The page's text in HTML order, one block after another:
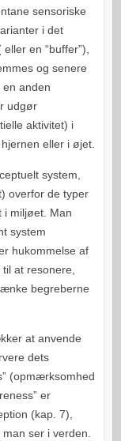
sensoriske
i det
en “buffer”),
og senere
anden
udgør
aktivitet) i
eller i øjet.
system,
overfor de typer
i miljøet. Man
system
hukommelse af
at resonere,
begreberne
at anvende
dets
(opmærksomhed
er
(kap. 7),
ser i verden.